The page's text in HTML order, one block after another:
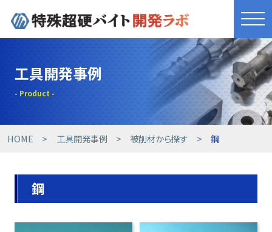
きれものづくり
商品・サービス
工具開発事例
技術コラム
工具開発事例
HOME 工具開発事例 被削材から探す 鋼
鋼